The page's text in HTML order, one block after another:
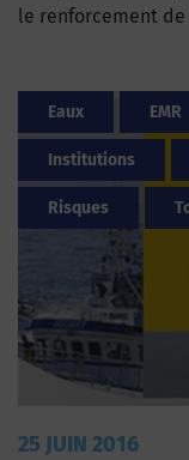
le renforcement
Eaux EMR
Institutions
Risques
25 JUIN 2016